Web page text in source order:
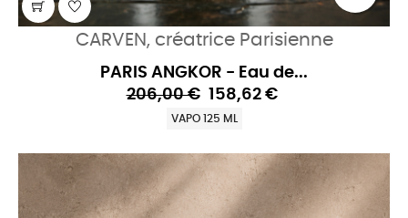
CARVEN, créatrice Parisienne
PARIS ANGKOR - Eau de...
206,00 € 158,62 €
VAPO 125 ML